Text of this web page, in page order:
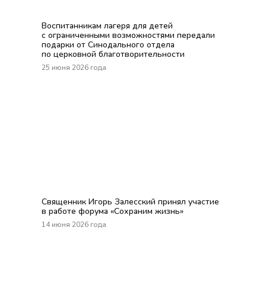
Воспитанникам лагеря для детей
с ограниченными возможностями передали
подарки от Синодального отдела
по церковной благотворительности
25 июня 2026 года
Священник Игорь Залесский принял участие
в работе форума «Сохраним жизнь»
14 июня 2026 года